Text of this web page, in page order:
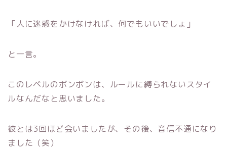
「人に迷惑をかけなければ、何でもいいでしょ」
と一言。
このレベルのボンボンは、ルールに縛られないスタイ
ルなんだなと思いました。
彼とは3回ほど会いましたが、その後、音信不通になり
ました（笑）